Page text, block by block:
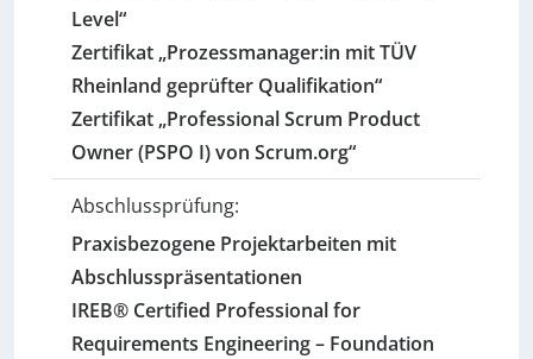
Level“
Zertifikat „Prozessmanager:in mit TÜV
Rheinland geprüfter Qualifikation“
Zertifikat „Professional Scrum Product
Owner (PSPO I) von Scrum.org“
Abschlussprüfung:
Praxisbezogene Projektarbeiten mit
Abschlusspräsentationen
IREB® Certified Professional for
Requirements Engineering – Foundation